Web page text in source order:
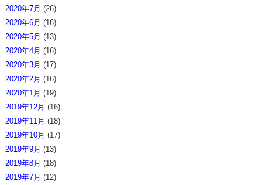
2020年7月 (26)
2020年6月 (16)
2020年5月 (13)
2020年4月 (16)
2020年3月 (17)
2020年2月 (16)
2020年1月 (19)
2019年12月 (16)
2019年11月 (18)
2019年10月 (17)
2019年9月 (13)
2019年8月 (18)
2019年7月 (12)